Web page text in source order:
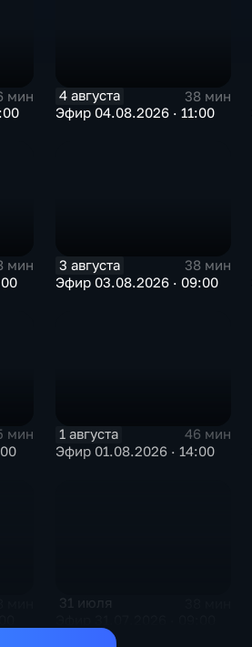
мин
4 августа
38 мин
Эфир 04.08.2026 · 11:00
мин
3 августа
38 мин
Эфир 03.08.2026 · 09:00
мин
1 августа
46 мин
Эфир 01.08.2026 · 14:00
31 июля